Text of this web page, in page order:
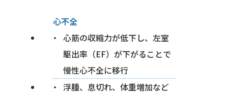
心不全
心筋の収縮力が低下し、左室
駆出率（EF）が下がることで
慢性心不全に移行
浮腫、息切れ、体重増加など